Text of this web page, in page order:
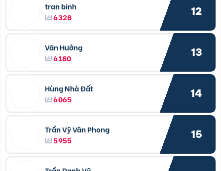
tran binh
6328
12
Văn Hưởng
6180
13
Hùng Nhà Đất
6065
14
Trần Vỹ Vân Phong
5955
15